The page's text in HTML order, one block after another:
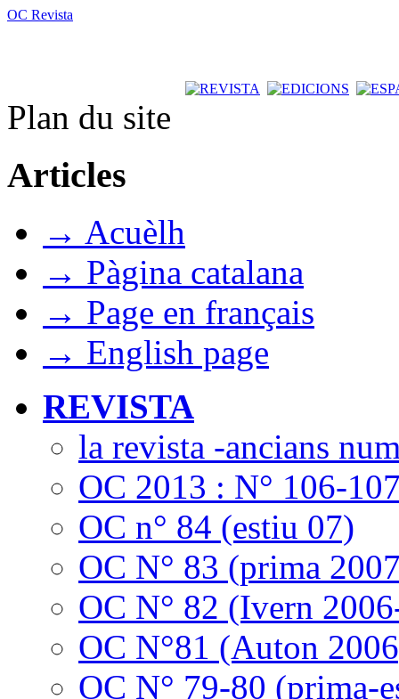
OC Revista
Plan du site
Articles
→ Acuèlh
→ Pàgina catalana
→ Page en français
→ English page
REVISTA
la revista -ancians
OC 2013 : N° 106-
OC n° 84 (estiu 07)
OC N° 83 (prima
OC N° 82 (Ivern
OC N°81 (Auton
OC N° 79-80 (prima-